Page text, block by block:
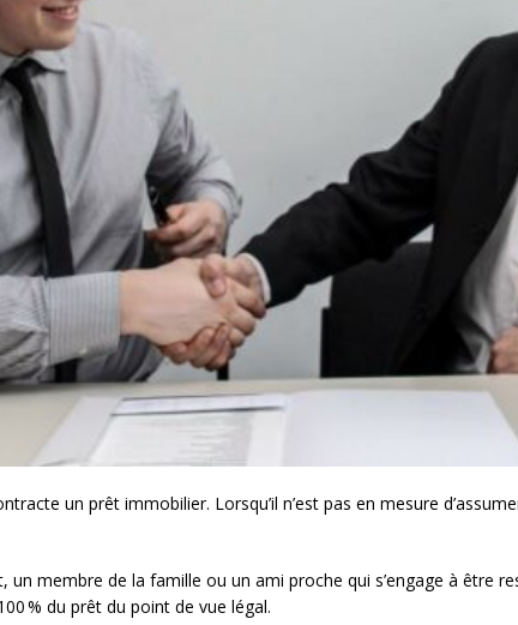
un prêt immobilier. Lorsqu’il n’est pas en mesure
membre de la famille ou un ami proche qui s’engage à être
% du prêt du point de vue légal.